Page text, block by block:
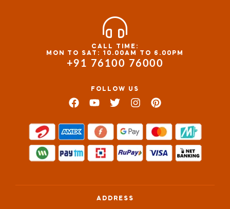
CALL TIME:
MON TO SAT: 10.00AM TO 6.00PM
+91 76100 76000
FOLLOW US
ADDRESS